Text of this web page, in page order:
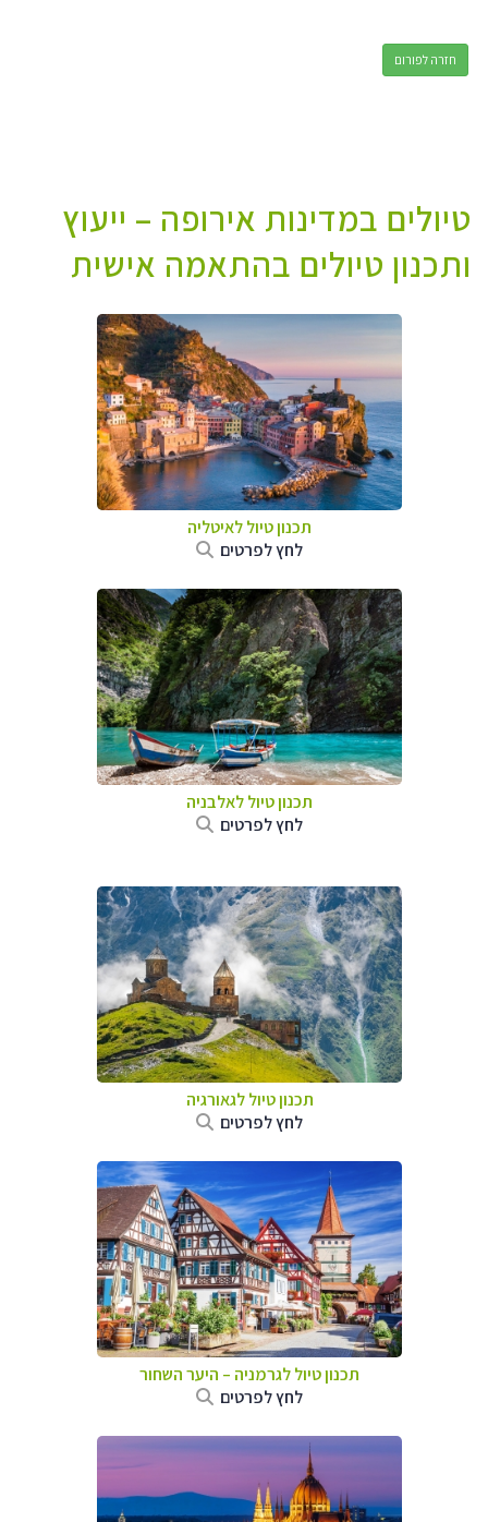
חזרה לפורום
טיולים במדינות אירופה – ייעוץ
ותכנון טיולים בהתאמה אישית
תכנון טיול לאיטליה
לחץ לפרטים
תכנון טיול לאלבניה
לחץ לפרטים
תכנון טיול לגאורגיה
לחץ לפרטים
תכנון טיול לגרמניה – היער השחור
לחץ לפרטים